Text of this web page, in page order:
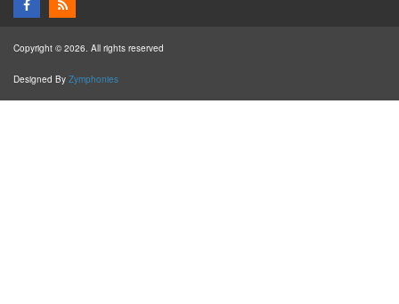
Copyright © 2026. All rights reserved
Designed By Zymphonies